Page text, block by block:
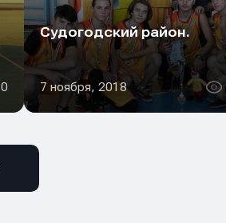
0
Судогодский район.
7 ноября, 2018